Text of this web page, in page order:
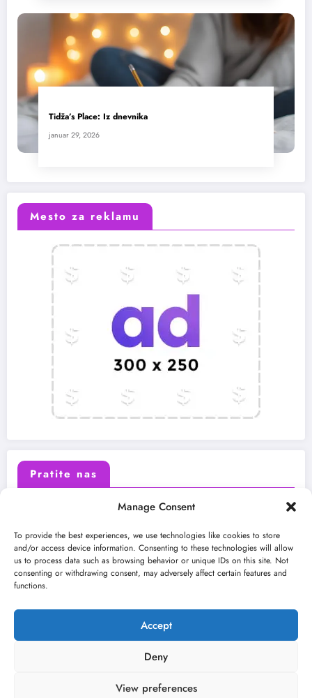
Manage Consent
To provide the best experiences, we use technologies like cookies to store
and/or access device information. Consenting to these technologies will allow
us to process data such as browsing behavior or unique IDs on this site. Not
consenting or withdrawing consent, may adversely affect certain features and
functions.
Accept
Deny
View preferences
Tidža’s Place: Iz dnevnika
januar 29, 2026
Mesto za reklamu
Pratite nas
Instagram Youtube
O nama Uslovi Kontakt